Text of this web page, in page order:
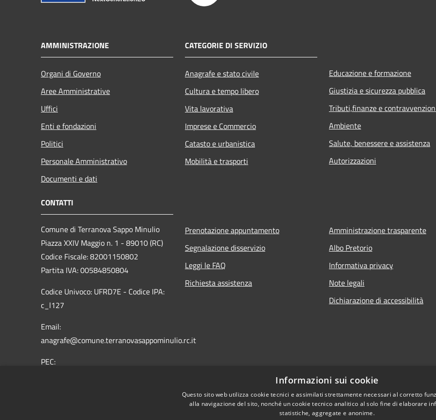
AMMINISTRAZIONE
Organi di Governo
Aree Amministrative
Uffici
Enti e fondazioni
Politici
Personale Amministrativo
Documenti e dati
CATEGORIE DI SERVIZIO
Anagrafe e stato civile
Cultura e tempo libero
Vita lavorativa
Imprese e Commercio
Catasto e urbanistica
Mobilità e trasporti
Educazione e formazione
Giustizia e sicurezza pubblica
Tributi,finanze e
Ambiente
Salute, benessere e assistenza
Autorizzazioni
CONTATTI
Comune di Terranova Sappo Minulio
Piazza XXIV Maggio n. 1 - 89010 (RC)
Codice Fiscale: 82001150802
Partita IVA: 00584850804
Codice Univoco: UFRD7E - Codice IPA:
c_l127
Email:
anagrafe@comune.terranovasappominulio.rc.it
PEC:
Prenotazione appuntamento
Segnalazione disservizio
Leggi le FAQ
Richiesta assistenza
Amministrazione trasparente
Albo Pretorio
Informativa privacy
Note legali
Dichiarazione di accessibilità
Informazioni sui cookie
Questo sito web utilizza cookie tecnici e assimilati strettamente necessari al corretto
alla navigazione del sito, nonché un cookie tecnico analitico al solo fine di elaborare
statistiche, aggregate e anonime.